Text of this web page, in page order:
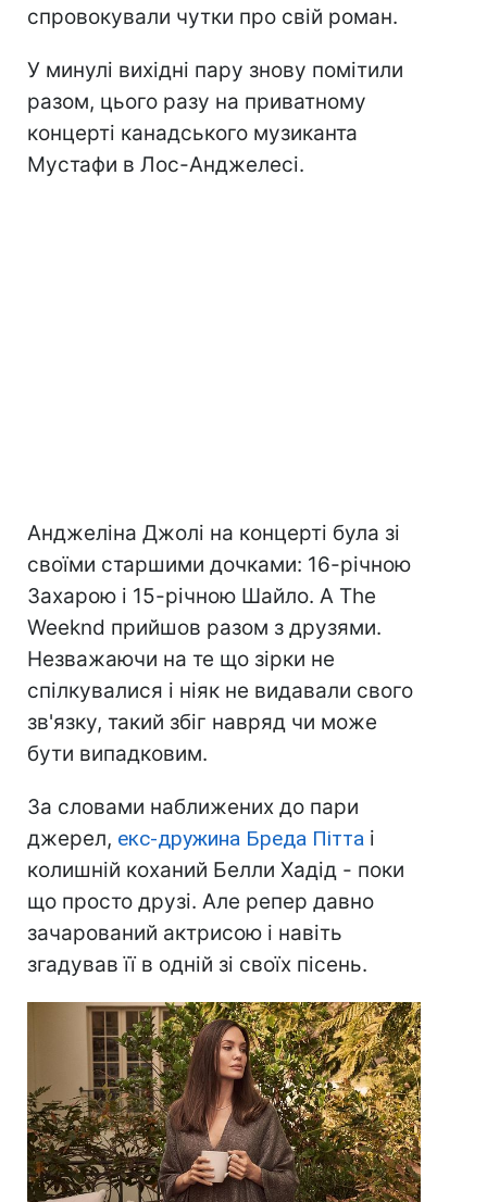
спровокували чутки про свій роман.
У минулі вихідні пару знову помітили
разом, цього разу на приватному
концерті канадського музиканта
Мустафи в Лос-Анджелесі.
Анджеліна Джолі на концерті була зі
своїми старшими дочками: 16-річною
Захарою і 15-річною Шайло. А The
Weeknd прийшов разом з друзями.
Незважаючи на те що зірки не
спілкувалися і ніяк не видавали свого
зв'язку, такий збіг навряд чи може
бути випадковим.
За словами наближених до пари
джерел, екс-дружина Бреда Пітта і
колишній коханий Белли Хадід - поки
що просто друзі. Але репер давно
зачарований актрисою і навіть
згадував її в одній зі своїх пісень.